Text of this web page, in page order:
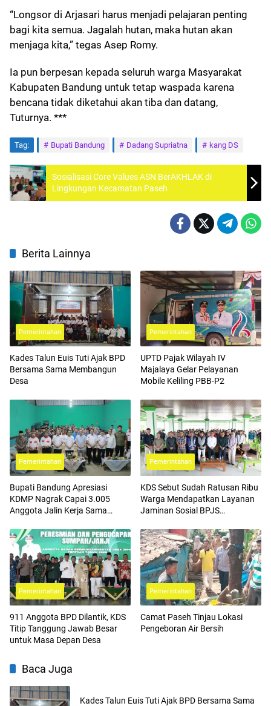
“Longsor di Arjasari harus menjadi pelajaran penting
bagi kita semua. Jagalah hutan, maka hutan akan
menjaga kita,” tegas Asep Romy.
Ia pun berpesan kepada seluruh warga Masyarakat
Kabupaten Bandung untuk tetap waspada karena
bencana tidak diketahui akan tiba dan datang,
Tuturnya. ***
Tag: Bupati Bandung Dadang Supriatna kang DS
Sosialisasi Core Values ASN BerAKHLAK di
Lingkungan Kecamatan Paseh
Berita Lainnya
Pemerintahan
Kades Talun Euis Tuti Ajak BPD
Bersama Sama Membangun
Desa
Pemerintahan
UPTD Pajak Wilayah IV
Majalaya Gelar Pelayanan
Mobile Keliling PBB-P2
Pemerintahan
Bupati Bandung Apresiasi
KDMP Nagrak Capai 3.005
Anggota Jalin Kerja Sama
Pemerintahan
KDS Sebut Sudah Ratusan Ribu
Warga Mendapatkan Layanan
Jaminan Sosial BPJS
Pemerintahan
911 Anggota BPD Dilantik, KDS
Titip Tanggung Jawab Besar
untuk Masa Depan Desa
Pemerintahan
Camat Paseh Tinjau Lokasi
Pengeboran Air Bersih
Baca Juga
Kades Talun Euis Tuti Ajak BPD Bersama Sama